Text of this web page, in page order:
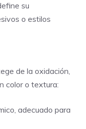
su
o estilos
de la oxidación,
color o textura:
adecuado para